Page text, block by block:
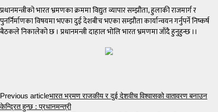
प्रधानमन्त्रीको भारत भ्रमणका क्रममा विद्युत व्यापार सम्झौता, हुलाकी राजमार्ग र
पुनर्निर्माणका विषयमा भएका दुई देशबीच भएका सम्झौता कार्यान्वयन गर्नुपर्ने निष्कर्ष
बैठकले निकालेको छ । प्रधानमन्त्री दाहाल भोलि भारत भ्रमणमा जाँदै हुनुहुन्छ ।।
Previous articleभारत भ्रमण राजकीय र दुई देशवीच विश्वासको वातावरण बनाउन
केन्द्रित हुन्छ : प्रधानमन्त्री